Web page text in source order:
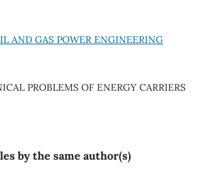
AND GAS POWER ENGINEERING
PROBLEMS OF ENERGY CARRIERS
by the same author(s)